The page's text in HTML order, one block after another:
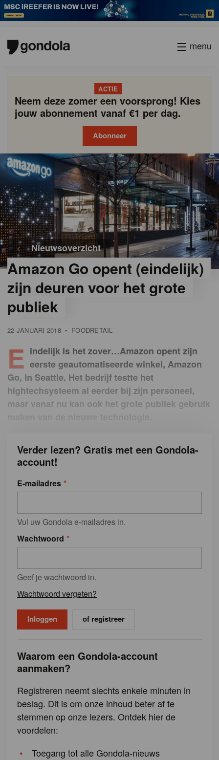
menu
ACTIE
Neem deze zomer een voorsprong! Kies
jouw abonnement vanaf €1 per dag.
Abonneer
Nieuwsoverzicht
Amazon Go opent (eindelijk)
zijn deuren voor het grote
publiek
22 JANUARI 2018 • FOODRETAIL
E indelijk is het zover…Amazon opent zijn
eerste geautomatiseerde winkel, Amazon
Go, in Seattle. Het bedrijf testte het
hightechsysteem al eerder bij zijn personeel,
maar vanaf nu kan ook het grote publiek gebruik
Verder lezen? Gratis met een Gondola-
account!
E-mailadres
Vul uw Gondola e-mailadres in.
Wachtwoord
Geef je wachtwoord in.
Wachtwoord vergeten?
of registreer
Waarom een Gondola-account
aanmaken?
Registreren neemt slechts enkele minuten in
beslag. Dit is om onze inhoud beter af te
stemmen op onze lezers. Ontdek hier de
voordelen:
Toegang tot alle Gondola-nieuws
Gondola
academy
Gondola
society